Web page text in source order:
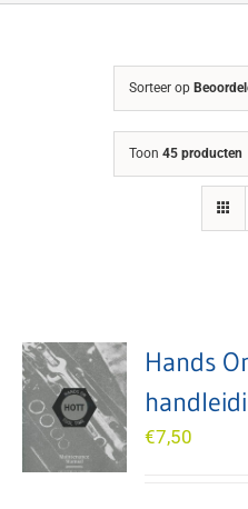
Sorteer op
Toon 45 producten
Hands
€7,50